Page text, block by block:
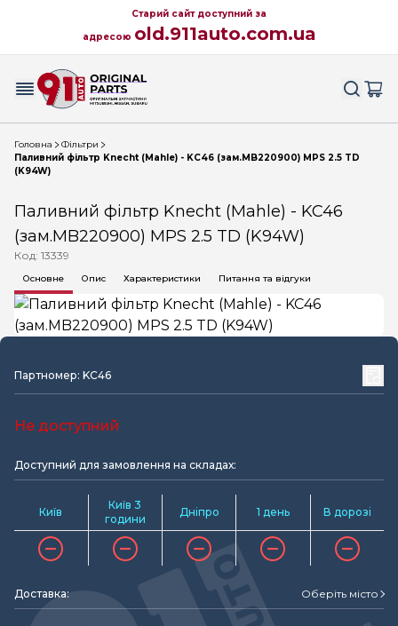
Старий сайт доступний за
адресою old.911auto.com.ua
Головна
Фільтри
Паливний фільтр Knecht (Mahle) - KC46 (зам.MB220900) MPS 2.5 TD
(K94W)
Паливний фільтр Knecht (Mahle) - KC46
(зам.MB220900) MPS 2.5 TD (K94W)
Код: 13339
Основне Опис Характеристики Питання та відгуки
Партномер: KC46
Не доступний
Доступний для замовлення на складах:
Київ
Київ 3
години
Дніпро 1 день В дорозі
Доставка: Оберіть місто